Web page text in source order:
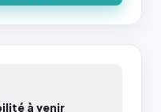
à venir